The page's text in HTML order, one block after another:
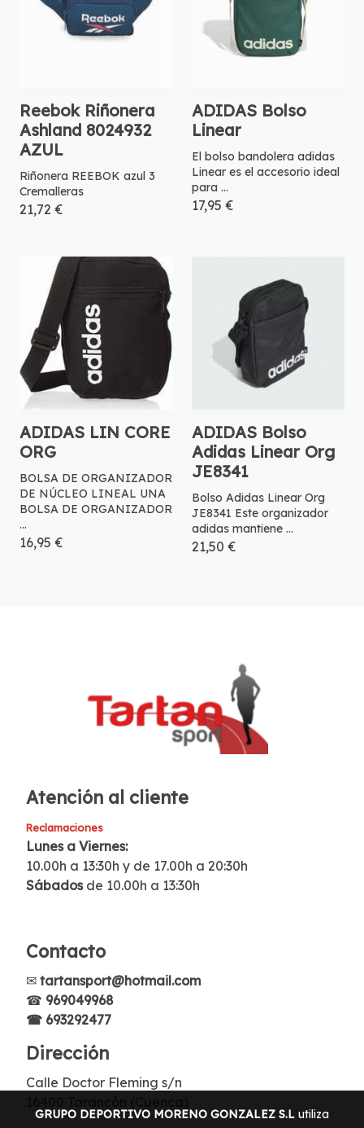
Reebok Riñonera
Ashland 8024932
AZUL
Riñonera REEBOK azul 3
Cremalleras
21,72 €
ADIDAS Bolso
Linear
El bolso bandolera adidas
Linear es el accesorio ideal
para ...
17,95 €
ADIDAS LIN CORE
ORG
BOLSA DE ORGANIZADOR
DE NÚCLEO LINEAL UNA
BOLSA DE ORGANIZADOR
...
16,95 €
ADIDAS Bolso
Adidas Linear Org
JE8341
Bolso Adidas Linear Org
JE8341 Este organizador
adidas mantiene ...
21,50 €
Atención al cliente
Reclamaciones
Lunes a Viernes:
10.00h a 13:30h y de 17.00h a 20:30h
Sábados de 10.00h a 13:30h
Contacto
✉ tartansport@hotmail.com
☎ 969049968
☎ 693292477
Dirección
Calle Doctor Fleming s/n
GRUPO DEPORTIVO MORENO GONZALEZ S.L utiliza